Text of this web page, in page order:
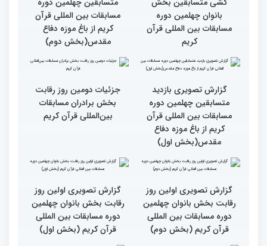
رقابت بخش برادران
چهلمین دوره مسابقات
بین‌المللی قرآن کریم(بخش
دوم)
رقابت بخش برادران
چهلمین دوره مسابقات
بین‌المللی قرآن کریم(بخش
اول)
گزارش تصویری مراسم قرعه
کشی متسابقین بخش
بانوان چهلمین دوره
مسابقات بین المللی قرآن
کریم
گزارش تصویری بازدید
متسابقین چهلمین دوره
مسابقات بین المللی قرآن
گزارش تصویری بازدید
متسابقین چهلمین دوره
مسابقات بین المللی قرآن
کریم از باغ موزه دفاع
جزئیات دومین روز رقابت
بخش برادران مسابقات
بین‌المللی قرآن کریم